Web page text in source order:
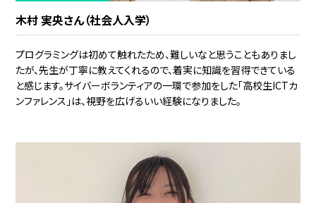
木村 実央さん（社会人入学）
プログラミングは初めて触れたため、難しいなと思うこともありまし
たが、先生が丁寧に教えてくれるので、着実に知識を習得できている
と感じます。サイバーボランティアの一環で参加をした「高校生ICTカ
ンファレンス」は、視野を広げるいい経験になりました。